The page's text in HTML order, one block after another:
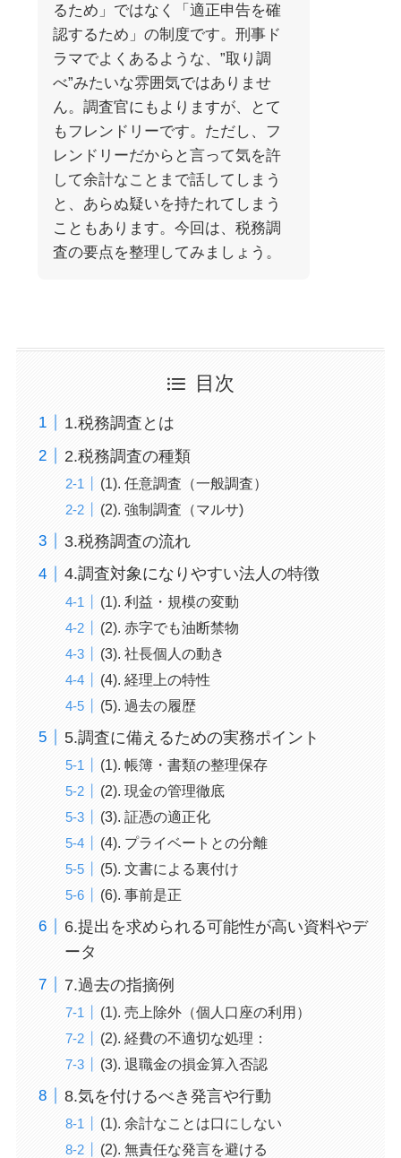
るため」ではなく「適正申告を確
認するため」の制度です。刑事ド
ラマでよくあるような、”取り調
べ”みたいな雰囲気ではありませ
ん。調査官にもよりますが、とて
もフレンドリーです。ただし、フ
レンドリーだからと言って気を許
して余計なことまで話してしまう
と、あらぬ疑いを持たれてしまう
こともあります。今回は、税務調
査の要点を整理してみましょう。
目次
1.税務調査とは
2.税務調査の種類
(1). 任意調査（一般調査）
(2). 強制調査（マルサ)
3.税務調査の流れ
4.調査対象になりやすい法人の特徴
(1). 利益・規模の変動
(2). 赤字でも油断禁物
(3). 社長個人の動き
(4). 経理上の特性
(5). 過去の履歴
5.調査に備えるための実務ポイント
(1). 帳簿・書類の整理保存
(2). 現金の管理徹底
(3). 証憑の適正化
(4). プライベートとの分離
(5). 文書による裏付け
(6). 事前是正
6.提出を求められる可能性が高い資料やデ
ータ
7.過去の指摘例
(1). 売上除外（個人口座の利用）
(2). 経費の不適切な処理：
(3). 退職金の損金算入否認
8.気を付けるべき発言や行動
(1). 余計なことは口にしない
(2). 無責任な発言を避ける